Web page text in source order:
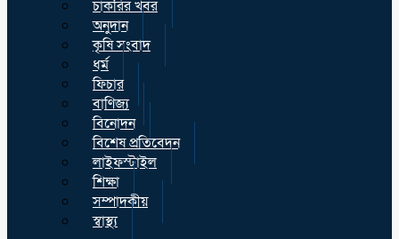
চাকরির খবর
অনুদান
কৃষি সংবাদ
ধর্ম
ফিচার
বাণিজ্য
বিনোদন
বিশেষ প্রতিবেদন
লাইফস্টাইল
শিক্ষা
সম্পাদকীয়
স্বাস্থ্য